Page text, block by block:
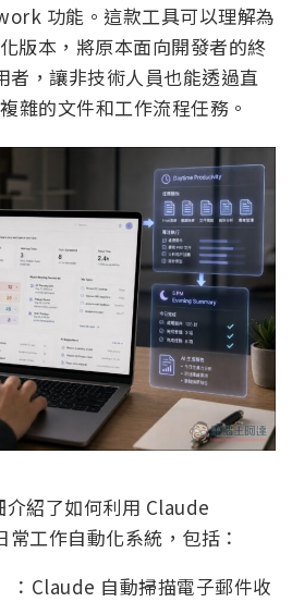
功能。這款工具可以理解為
版本，將原本面向開發者的終
者，讓非技術人員也能透過直
雜的文件和工作流程任務。
紹了如何利用 Claude
工作自動化系統，包括：
：Claude 自動掃描電子郵件收